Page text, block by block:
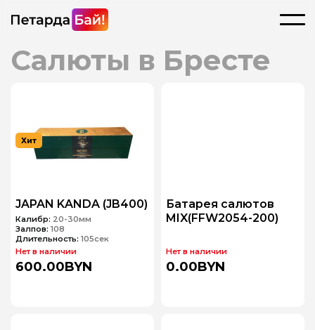
Салюты в Бресте
Хит
JAPAN KANDA (JB400)
Калибр: 20-30мм
Залпов: 108
Длительность: 105сек
Нет в наличии
600.00BYN
Батарея салютов
MIX(FFW2054-200)
Нет в наличии
0.00BYN